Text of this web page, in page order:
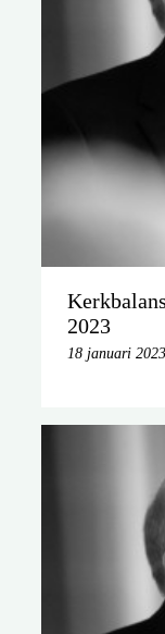
2023
18 januari 2023